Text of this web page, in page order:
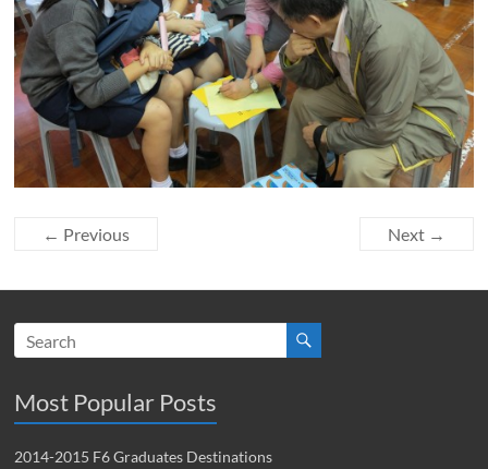
← Previous Next →
Most Popular Posts
2014-2015 F6 Graduates Destinations